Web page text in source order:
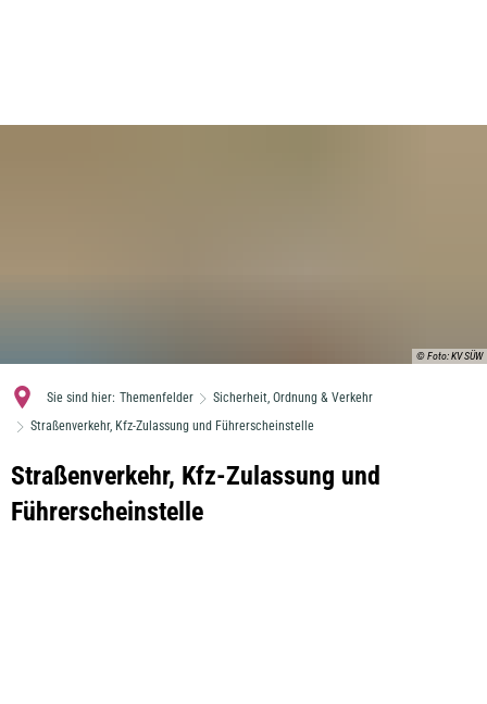
© Foto: KV SÜW
Sie sind hier: Themenfelder
Sicherheit, Ordnung & Verkehr
Straßenverkehr, Kfz-Zulassung und Führerscheinstelle
Straßenverkehr,
Kfz-
Straßenverkehr, Kfz-Zulassung und
Führerscheinstelle